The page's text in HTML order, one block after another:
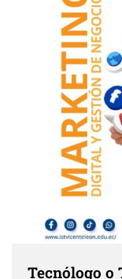
Tecnólogo o